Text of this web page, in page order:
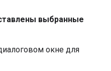
выбранные
окне для